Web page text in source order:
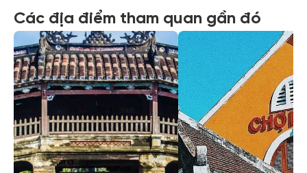
Các địa điểm tham quan gần đó